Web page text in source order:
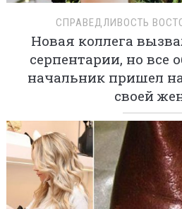
СПРАВЕДЛИВОСТЬ
Новая коллега
серпентарии, но все
начальник пришел
своей